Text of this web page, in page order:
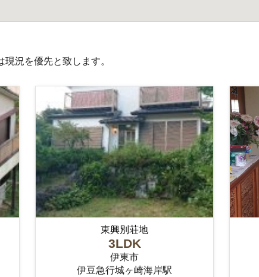
況を優先と致します。
東興別荘地
3LDK
伊東市
伊豆急行城ヶ崎海岸駅